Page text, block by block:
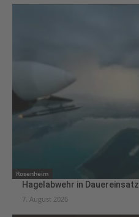
Rosenheim
Hagelabwehr in Dauereinsatz
7. August 2026